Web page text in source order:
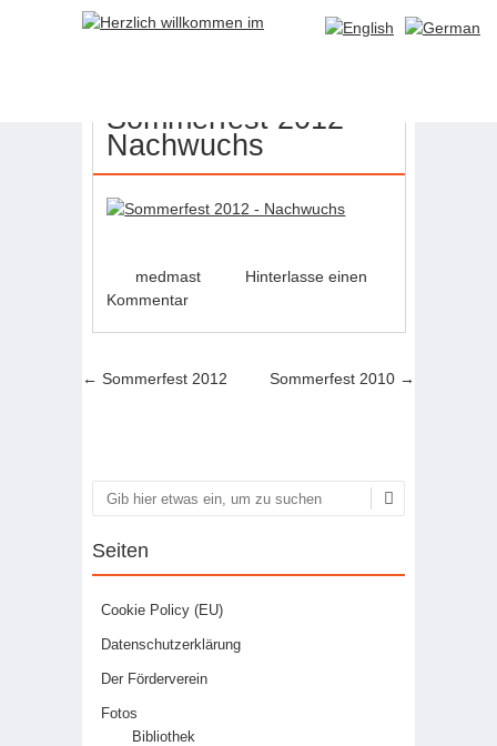
Sommerfest 2012 –
Nachwuchs
medmast
Hinterlasse einen
Kommentar
Artikel-Navigation
← Sommerfest 2012 Sommerfest 2010 →
Suchen
Seiten
Cookie Policy (EU)
Datenschutzerklärung
Der Förderverein
Fotos
Bibliothek